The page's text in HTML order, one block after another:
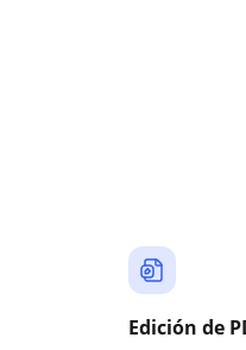
Edición de